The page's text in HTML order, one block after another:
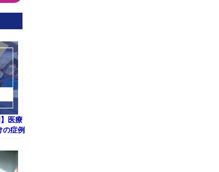
医療
の症例